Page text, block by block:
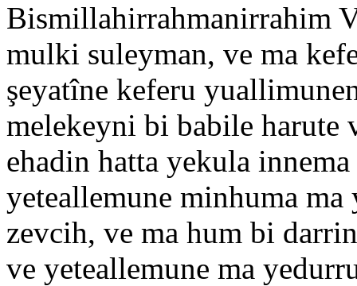
Bismillahirrahmanirrahim
mulki suleyman, ve ma
şeyatîne keferu
melekeyni bi babile harute
ehadin hatta yekula
yeteallemune minhuma
zevcih, ve ma hum bi
ve yeteallemune ma